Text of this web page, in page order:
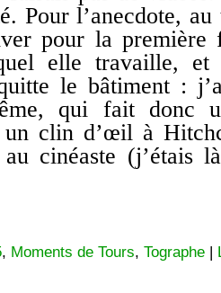
Pour l’anecdote,
pour la première
elle travaille,
le bâtiment :
qui fait donc
un clin d’œil à
cinéaste (j’étais
, Moments de Tours, Tographe|